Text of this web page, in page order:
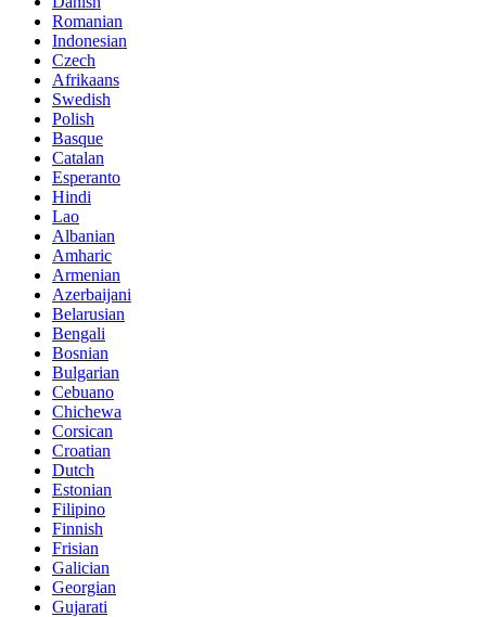
Romanian
Indonesian
Czech
Afrikaans
Swedish
Polish
Basque
Catalan
Esperanto
Hindi
Lao
Albanian
Amharic
Armenian
Azerbaijani
Belarusian
Bengali
Bosnian
Bulgarian
Cebuano
Chichewa
Corsican
Croatian
Dutch
Estonian
Filipino
Finnish
Frisian
Galician
Georgian
Gujarati